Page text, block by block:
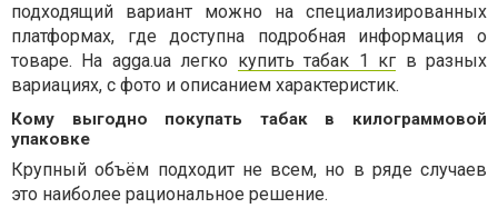
подходящий вариант можно на специализированных
платформах, где доступна подробная информация о
товаре. На agga.ua легко купить табак 1 кг в разных
вариациях, с фото и описанием характеристик.
Кому выгодно покупать табак в килограммовой
упаковке
Крупный объём подходит не всем, но в ряде случаев
это наиболее рациональное решение.